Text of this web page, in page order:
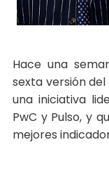
Hace una
sexta versión
una iniciativa
PwC y Pulso, y
mejores